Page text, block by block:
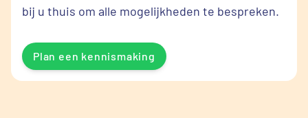
bij u thuis om alle mogelijkheden te bespreken.
Plan een kennismaking